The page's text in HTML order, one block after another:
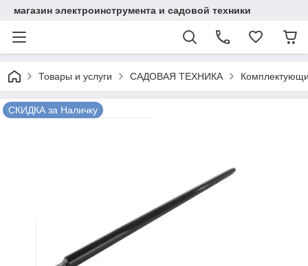
магазин электроинструмента и садовой техники
Товары и услуги САДОВАЯ ТЕХНИКА
СКИДКА за Наличку